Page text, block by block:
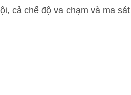
cả chế độ va chạm và ma sát